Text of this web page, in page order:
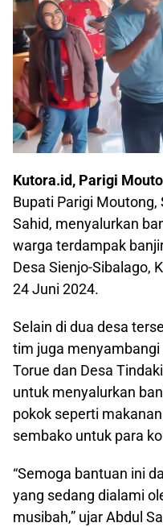
Kutora.id, Parigi
Bupati Parigi Moutong,
Sahid, menyalurkan
warga terdampak
Desa Sienjo-Sibalago,
24 Juni 2024.
Selain di dua desa
tim juga
Torue dan Desa
untuk menyalurkan
pokok seperti
sembako untuk para
“Semoga bantuan ini
yang sedang dialami
musibah,” ujar Abdul